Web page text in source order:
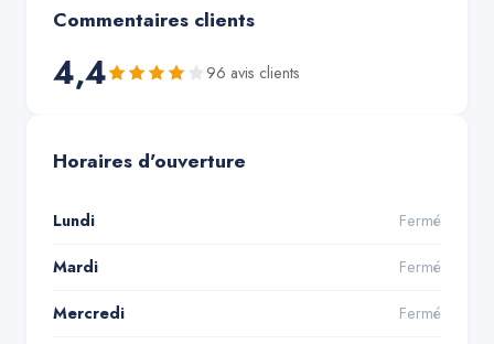
Commentaires clients
4,4 96 avis clients
Horaires d'ouverture
Lundi Fermé
Mardi Fermé
Mercredi Fermé